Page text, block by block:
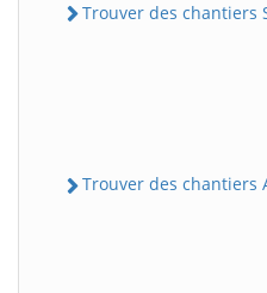
Trouver des chantiers
Trouver des chantiers